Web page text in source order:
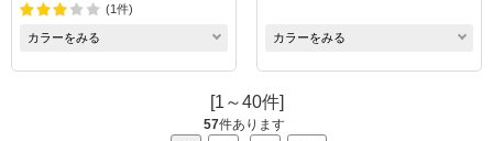
(1件)
カラーをみる カラーをみる
[1～40件]
57件あります